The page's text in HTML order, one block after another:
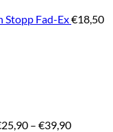
Stopp Fad-Ex€18,50
25,90 – €39,90